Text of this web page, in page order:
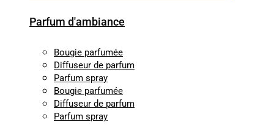
Parfum d'ambiance
Bougie parfumée
Diffuseur de parfum
Parfum spray
Bougie parfumée
Diffuseur de parfum
Parfum spray